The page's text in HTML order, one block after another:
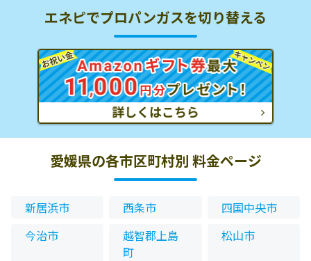
エネピでプロパンガスを切り替える
愛媛県の各市区町村別 料金ページ
新居浜市 西条市
四国中央市
今治市
越智郡上島
町
松山市